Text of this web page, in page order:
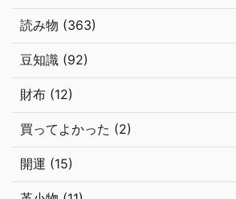
読み物 (363)
豆知識 (92)
財布 (12)
買ってよかった (2)
開運 (15)